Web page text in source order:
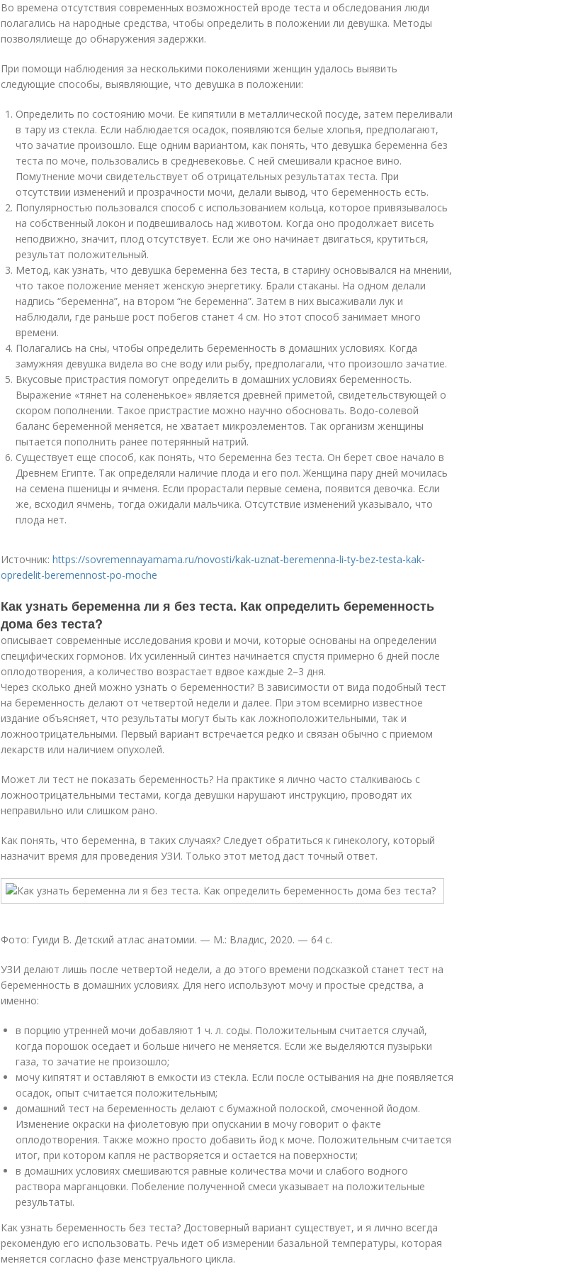
Во времена отсутствия современных возможностей вроде теста и обследования люди
полагались на народные средства, чтобы определить в положении ли девушка. Методы
позволялиеще до обнаружения задержки.
При помощи наблюдения за несколькими поколениями женщин удалось выявить
следующие способы, выявляющие, что девушка в положении:
Определить по состоянию мочи. Ее кипятили в металлической посуде, затем переливали
в тару из стекла. Если наблюдается осадок, появляются белые хлопья, предполагают,
что зачатие произошло. Еще одним вариантом, как понять, что девушка беременна без
теста по моче, пользовались в средневековье. С ней смешивали красное вино.
Помутнение мочи свидетельствует об отрицательных результатах теста. При
отсутствии изменений и прозрачности мочи, делали вывод, что беременность есть.
Популярностью пользовался способ с использованием кольца, которое привязывалось
на собственный локон и подвешивалось над животом. Когда оно продолжает висеть
неподвижно, значит, плод отсутствует. Если же оно начинает двигаться, крутиться,
результат положительный.
Метод, как узнать, что девушка беременна без теста, в старину основывался на мнении,
что такое положение меняет женскую энергетику. Брали стаканы. На одном делали
надпись “беременна”, на втором “не беременна”. Затем в них высаживали лук и
наблюдали, где раньше рост побегов станет 4 см. Но этот способ занимает много
времени.
Полагались на сны, чтобы определить беременность в домашних условиях. Когда
замужняя девушка видела во сне воду или рыбу, предполагали, что произошло зачатие.
Вкусовые пристрастия помогут определить в домашних условиях беременность.
Выражение «тянет на солененькое» является древней приметой, свидетельствующей о
скором пополнении. Такое пристрастие можно научно обосновать. Водо-солевой
баланс беременной меняется, не хватает микроэлементов. Так организм женщины
пытается пополнить ранее потерянный натрий.
Существует еще способ, как понять, что беременна без теста. Он берет свое начало в
Древнем Египте. Так определяли наличие плода и его пол. Женщина пару дней мочилась
на семена пшеницы и ячменя. Если прорастали первые семена, появится девочка. Если
же, всходил ячмень, тогда ожидали мальчика. Отсутствие изменений указывало, что
плода нет.
Источник: https://sovremennayamama.ru/novosti/kak-uznat-beremenna-li-ty-bez-testa-kak-
opredelit-beremennost-po-moche
Как узнать беременна ли я без теста. Как определить беременность
дома без теста?
описывает современные исследования крови и мочи, которые основаны на определении
специфических гормонов. Их усиленный синтез начинается спустя примерно 6 дней после
оплодотворения, а количество возрастает вдвое каждые 2–3 дня.
Через сколько дней можно узнать о беременности? В зависимости от вида подобный тест
на беременность делают от четвертой недели и далее. При этом всемирно известное
издание объясняет, что результаты могут быть как ложноположительными, так и
ложноотрицательными. Первый вариант встречается редко и связан обычно с приемом
лекарств или наличием опухолей.
Может ли тест не показать беременность? На практике я лично часто сталкиваюсь с
ложноотрицательными тестами, когда девушки нарушают инструкцию, проводят их
неправильно или слишком рано.
Как понять, что беременна, в таких случаях? Следует обратиться к гинекологу, который
назначит время для проведения УЗИ. Только этот метод даст точный ответ.
Фото: Гуиди В. Детский атлас анатомии. — М.: Владис, 2020. — 64 с.
УЗИ делают лишь после четвертой недели, а до этого времени подсказкой станет тест на
беременность в домашних условиях. Для него используют мочу и простые средства, а
именно:
в порцию утренней мочи добавляют 1 ч. л. соды. Положительным считается случай,
когда порошок оседает и больше ничего не меняется. Если же выделяются пузырьки
газа, то зачатие не произошло;
мочу кипятят и оставляют в емкости из стекла. Если после остывания на дне появляется
осадок, опыт считается положительным;
домашний тест на беременность делают с бумажной полоской, смоченной йодом.
Изменение окраски на фиолетовую при опускании в мочу говорит о факте
оплодотворения. Также можно просто добавить йод к моче. Положительным считается
итог, при котором капля не растворяется и остается на поверхности;
в домашних условиях смешиваются равные количества мочи и слабого водного
раствора марганцовки. Побеление полученной смеси указывает на положительные
результаты.
Как узнать беременность без теста? Достоверный вариант существует, и я лично всегда
рекомендую его использовать. Речь идет об измерении базальной температуры, которая
меняется согласно фазе менструального цикла.